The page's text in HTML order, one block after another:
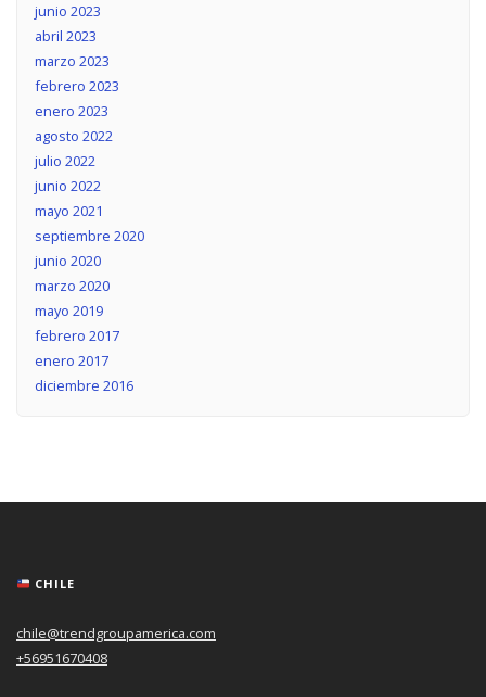
junio 2023
abril 2023
marzo 2023
febrero 2023
enero 2023
agosto 2022
julio 2022
junio 2022
mayo 2021
septiembre 2020
junio 2020
marzo 2020
mayo 2019
febrero 2017
enero 2017
diciembre 2016
CHILE
chile@trendgroupamerica.com
+56951670408